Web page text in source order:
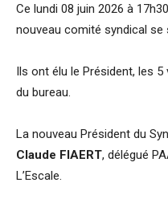
Ce lundi 08 juin 2026 à
nouveau comité syndical
Ils ont élu le Président, les
du bureau.
La nouveau Président du
Claude FIAERT, délégué
L’Escale.